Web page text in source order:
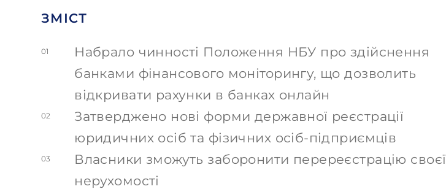
ЗМІСТ
01
Набрало чинності Положення НБУ про здійснення
банками фінансового моніторингу, що дозволить
відкривати рахунки в банках онлайн
02
Затверджено нові форми державної реєстрації
юридичних осіб та фізичних осіб-підприємців
03
Власники зможуть заборонити перереєстрацію своєї
нерухомості